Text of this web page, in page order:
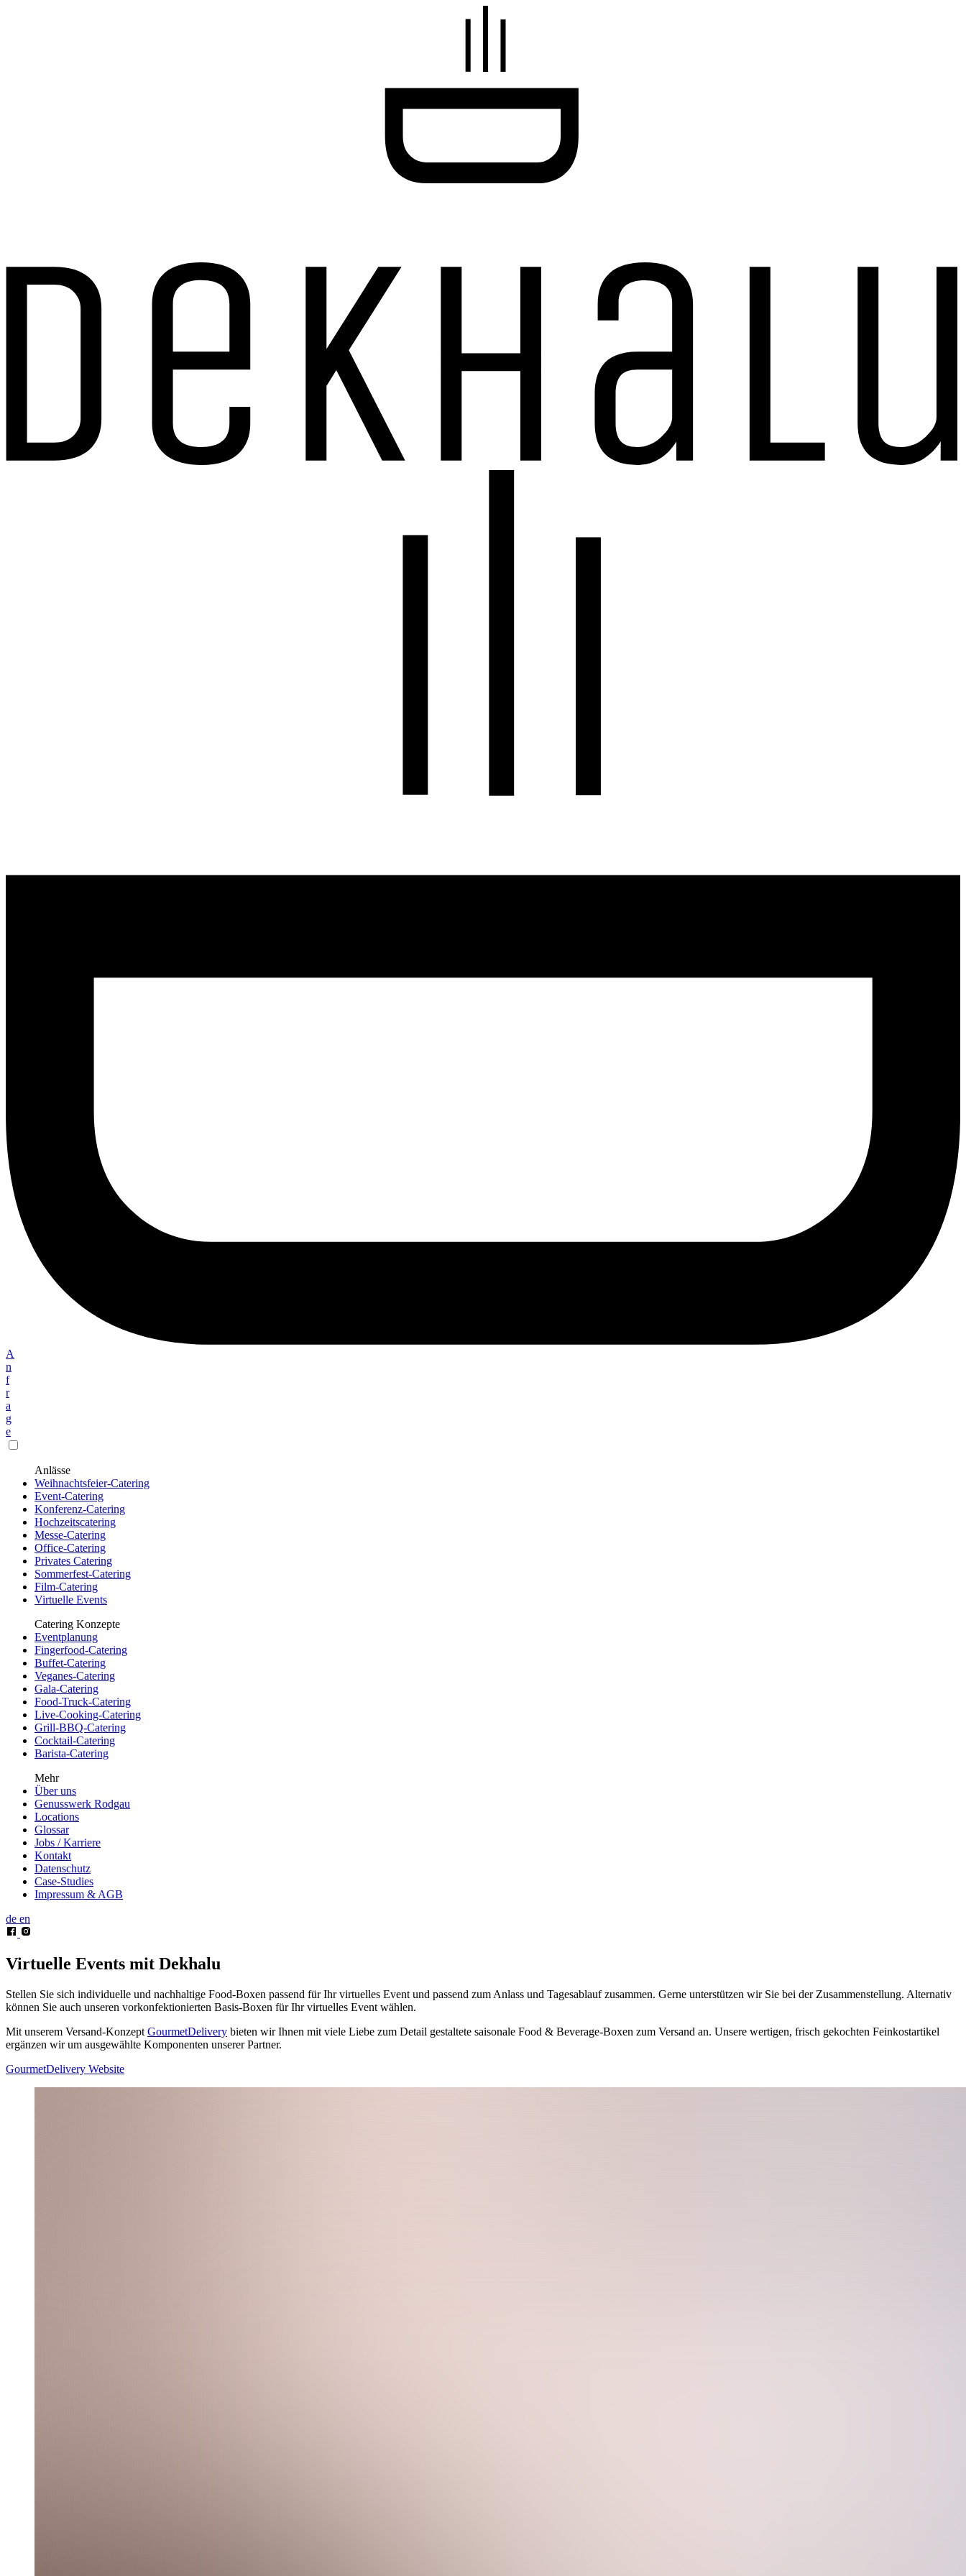
A
n
f
r
a
g
e
Anlässe
Weihnachtsfeier-Catering
Event-Catering
Konferenz-Catering
Hochzeitscatering
Messe-Catering
Office-Catering
Privates Catering
Sommerfest-Catering
Film-Catering
Virtuelle Events
Catering Konzepte
Eventplanung
Fingerfood-Catering
Buffet-Catering
Veganes-Catering
Gala-Catering
Food-Truck-Catering
Live-Cooking-Catering
Grill-BBQ-Catering
Cocktail-Catering
Barista-Catering
Mehr
Über uns
Genusswerk Rodgau
Locations
Glossar
Jobs / Karriere
Kontakt
Datenschutz
Case-Studies
Impressum & AGB
de en
Virtuelle Events mit Dekhalu
Stellen Sie sich individuelle und nachhaltige Food-Boxen passend für Ihr virtuelles Event und passend zum Anlass und Tagesablauf zusammen. Gerne unterstützen wir Sie bei der Zusammenstellung. Alternativ
können Sie auch unseren vorkonfektionierten Basis-Boxen für Ihr virtuelles Event wählen.
Mit unserem Versand-Konzept GourmetDelivery bieten wir Ihnen mit viele Liebe zum Detail gestaltete saisonale Food & Beverage-Boxen zum Versand an. Unsere wertigen, frisch gekochten Feinkostartikel
ergänzen wir um ausgewählte Komponenten unserer Partner.
GourmetDelivery Website